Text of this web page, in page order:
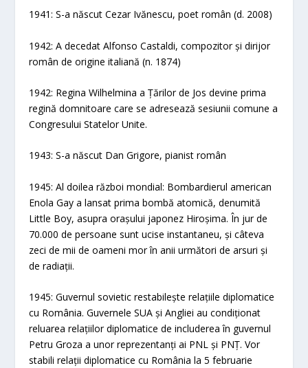
1941: S-a născut Cezar Ivănescu, poet român (d. 2008)
1942: A decedat Alfonso Castaldi, compozitor și dirijor
român de origine italiană (n. 1874)
1942: Regina Wilhelmina a Țărilor de Jos devine prima
regină domnitoare care se adresează sesiunii comune a
Congresului Statelor Unite.
1943: S-a născut Dan Grigore, pianist român
1945: Al doilea război mondial: Bombardierul american
Enola Gay a lansat prima bombă atomică, denumită
Little Boy, asupra orașului japonez Hiroșima. În jur de
70.000 de persoane sunt ucise instantaneu, și câteva
zeci de mii de oameni mor în anii următori de arsuri și
de radiații.
1945: Guvernul sovietic restabilește relațiile diplomatice
cu România. Guvernele SUA și Angliei au condiționat
reluarea relațiilor diplomatice de includerea în guvernul
Petru Groza a unor reprezentanți ai PNL și PNȚ. Vor
stabili relații diplomatice cu România la 5 februarie